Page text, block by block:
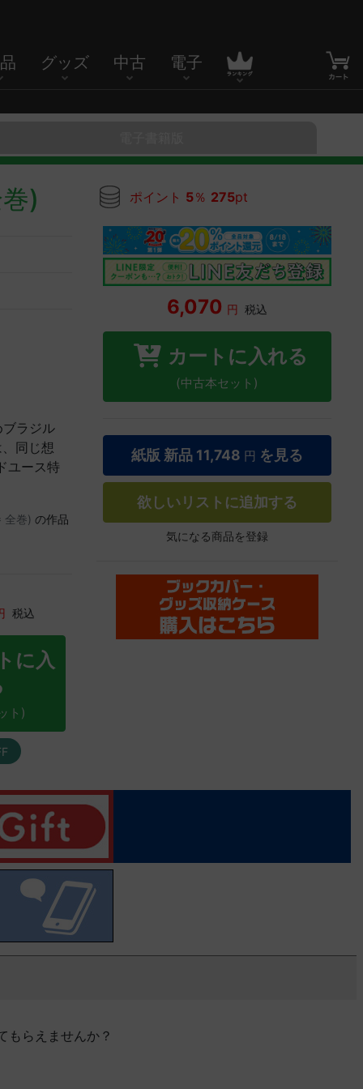
グッズ 中古 電子
)
ラジル
同じ想
ユース特
全巻) の作品
税込
に入
ト)
ポイント 5％ 275pt
6,070 円 税込
カートに入れる
(中古本セット)
紙版 新品 11,748 円 を見る
欲しいリストに追加する
気になる商品を登録
もらえませんか？